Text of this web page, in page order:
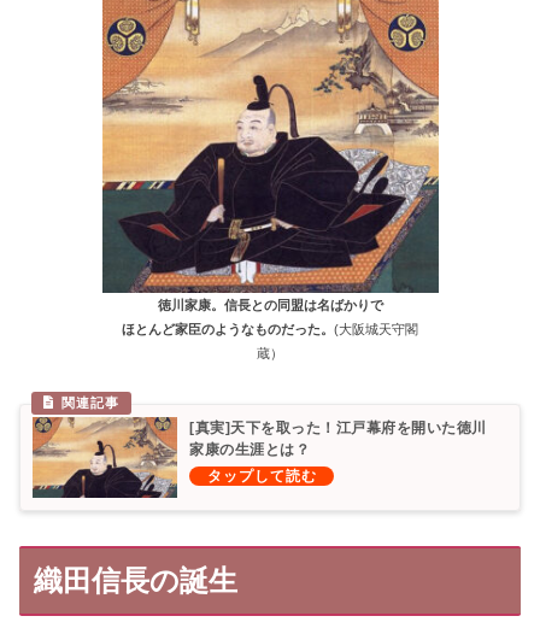
徳川家康。信長との同盟は名ばかりで
ほとんど家臣のようなものだった。 (大阪城天守閣
蔵）
[真実]天下を取った！江戸幕府を開いた徳川
家康の生涯とは？
織田信長の誕生